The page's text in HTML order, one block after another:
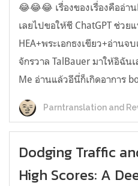
😂😂😂 เรื่องของเรื่องคืออ่า
เลยไปขอให้ชี ChatGPT ช่วย
HEA+พระเอกธงเขียว+อ่าน
จักรวาล TalBauer มาให้อิฉัน
Me อ่านแล้วอีนี่ก็เกิดอาการ
Parntranslation and
Dodging Traffic
High Scores: A